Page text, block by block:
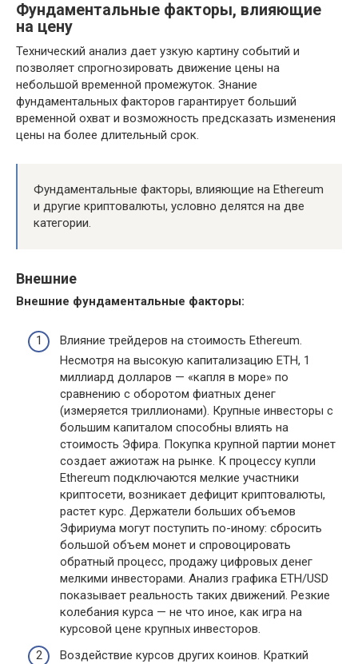
Фундаментальные факторы, влияющие
на цену
Технический анализ дает узкую картину событий и
позволяет спрогнозировать движение цены на
небольшой временной промежуток. Знание
фундаментальных факторов гарантирует больший
временной охват и возможность предсказать изменения
цены на более длительный срок.
Фундаментальные факторы, влияющие на Ethereum
и другие криптовалюты, условно делятся на две
категории.
Внешние
Внешние фундаментальные факторы:
Влияние трейдеров на стоимость Ethereum.
Несмотря на высокую капитализацию ETH, 1
миллиард долларов — «капля в море» по
сравнению с оборотом фиатных денег
(измеряется триллионами). Крупные инвесторы с
большим капиталом способны влиять на
стоимость Эфира. Покупка крупной партии монет
создает ажиотаж на рынке. К процессу купли
Ethereum подключаются мелкие участники
криптосети, возникает дефицит криптовалюты,
растет курс. Держатели больших объемов
Эфириума могут поступить по-иному: сбросить
большой объем монет и спровоцировать
обратный процесс, продажу цифровых денег
мелкими инвесторами. Анализ графика ETH/USD
показывает реальность таких движений. Резкие
колебания курса — не что иное, как игра на
курсовой цене крупных инвесторов.
Воздействие курсов других коинов. Краткий